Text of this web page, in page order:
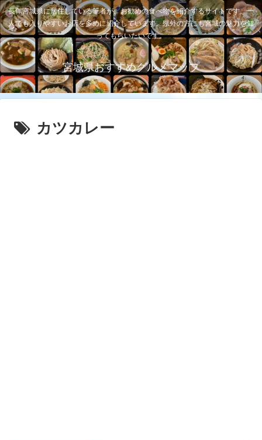
長年宮城県に居住している筆者が、お勧めの食べ物を紹介するサイトです。一
人でも入りやすいお店を多めに紹介しています。県外の方にも宮城の魅力を知
ってもらいたいです。
宮城県おすすめグルメマップ
カツカレー